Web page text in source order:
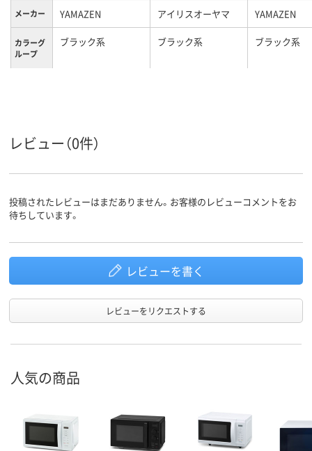
メーカー YAMAZEN アイリスオーヤマ YAMAZEN
カラーグ
ループ
ブラック系 ブラック系 ブラック系
重量 11.0kg
レビュー（0件）
投稿されたレビューはまだありません。お客様のレビューコメントをお
待ちしています。
レビューを書く
レビューをリクエストする
人気の商品